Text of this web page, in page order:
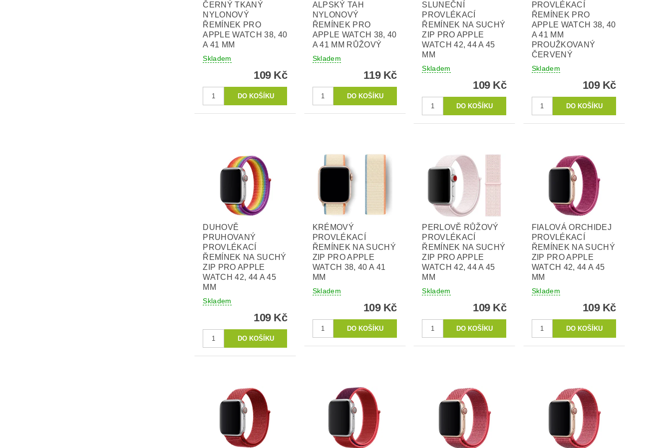
ČERNÝ TKANÝ
NYLONOVÝ
ŘEMÍNEK PRO
APPLE WATCH 38, 40
A 41 MM
Skladem
109 Kč
ALPSKÝ TAH
NYLONOVÝ
ŘEMÍNEK PRO
APPLE WATCH 38, 40
A 41 MM RŮŽOVÝ
Skladem
119 Kč
SLUNEČNÍ
PROVLÉKACÍ
ŘEMÍNEK NA SUCHÝ
ZIP PRO APPLE
WATCH 42, 44 A 45
MM
Skladem
109 Kč
PROVLÉKACÍ
ŘEMÍNEK PRO
APPLE WATCH 38, 40
A 41 MM
PROUŽKOVANÝ
ČERVENÝ
Skladem
109 Kč
DUHOVĚ
PRUHOVANÝ
PROVLÉKACÍ
ŘEMÍNEK NA SUCHÝ
ZIP PRO APPLE
WATCH 42, 44 A 45
MM
Skladem
109 Kč
KRÉMOVÝ
PROVLÉKACÍ
ŘEMÍNEK NA SUCHÝ
ZIP PRO APPLE
WATCH 38, 40 A 41
MM
Skladem
109 Kč
PERLOVĚ RŮŽOVÝ
PROVLÉKACÍ
ŘEMÍNEK NA SUCHÝ
ZIP PRO APPLE
WATCH 42, 44 A 45
MM
Skladem
109 Kč
FIALOVÁ ORCHIDEJ
PROVLÉKACÍ
ŘEMÍNEK NA SUCHÝ
ZIP PRO APPLE
WATCH 42, 44 A 45
MM
Skladem
109 Kč